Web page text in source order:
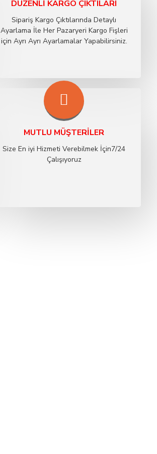
DÜZENLI KARGO ÇIKTILARI
Sipariş Kargo Çıktılarında Detaylı
Ayarlama İle Her Pazaryeri Kargo Fişleri
için Ayrı Ayrı Ayarlamalar Yapabilirsiniz.
MUTLU MÜŞTERILER
Size En iyi Hizmeti Verebilmek İçin7/24
Çalışıyoruz